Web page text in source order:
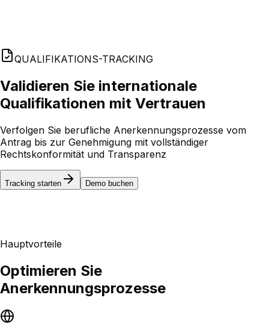
QUALIFIKATIONS-TRACKING
Validieren Sie internationale
Qualifikationen mit Vertrauen
Verfolgen Sie berufliche Anerkennungsprozesse vom
Antrag bis zur Genehmigung mit vollständiger
Rechtskonformität und Transparenz
Tracking starten Demo buchen
Hauptvorteile
Optimieren Sie
Anerkennungsprozesse